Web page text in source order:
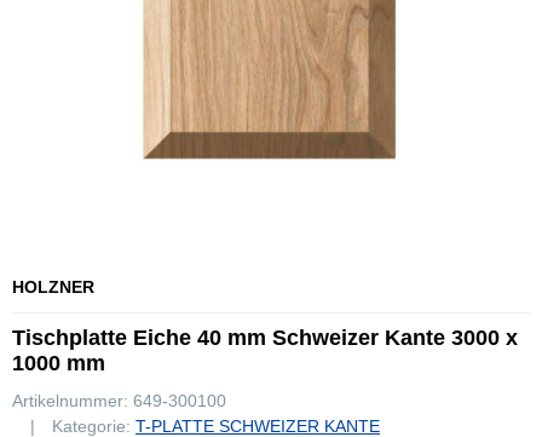
HOLZNER
Tischplatte Eiche 40 mm Schweizer Kante 3000 x
1000 mm
Artikelnummer: 649-300100
Kategorie: T-PLATTE SCHWEIZER KANTE